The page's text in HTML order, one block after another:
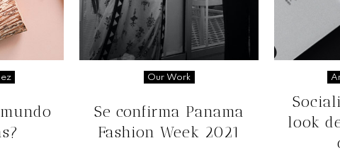
Our Work
Se confirma Panama
Fashion Week 2021
look